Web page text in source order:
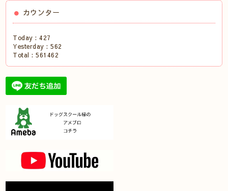
カウンター
Today :427
Yesterday :562
Total :561462